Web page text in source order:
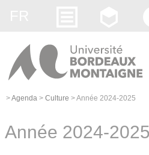
>Agenda > Culture >Année 2024-2025
Année 2024-2025